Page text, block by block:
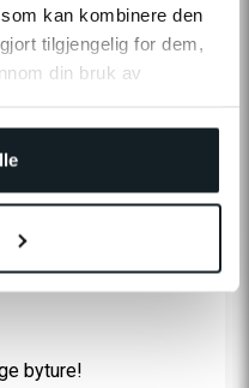
kan kombinere den
tilgjengelig for dem,
din bruk av
Prismatch
60 dages
byture!